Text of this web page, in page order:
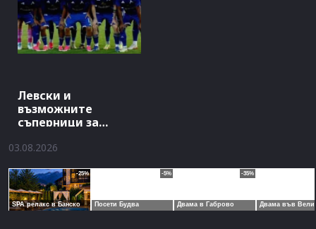
Левски и
възможните
съперници за
03.08.2026